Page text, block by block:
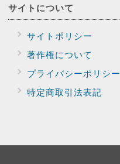
サイトについて
サイトポリシー
著作権について
プライバシーポリシー
特定商取引法表記